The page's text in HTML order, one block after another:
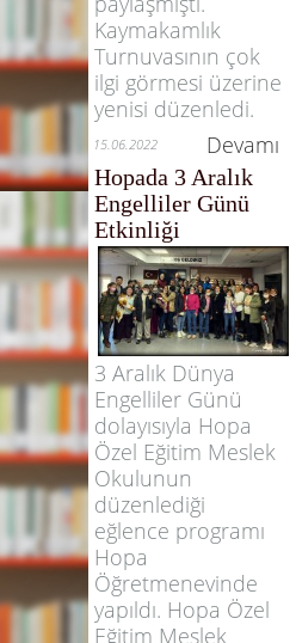
Kaymakamlık
Turnuvasının çok
ilgi görmesi üzerine
yenisi düzenledi.
15.06.2022 Devamı
Hopada 3 Aralık
Engelliler Günü
Etkinliği
3 Aralık Dünya
Engelliler Günü
dolayısıyla Hopa
Özel Eğitim Meslek
Okulunun
düzenlediği
eğlence programı
Hopa
Öğretmenevinde
yapıldı. Hopa Özel
Eğitim Meslek